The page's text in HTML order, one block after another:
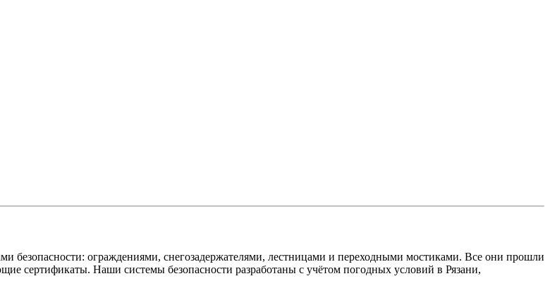
безопасности: ограждениями, снегозадержателями, лестницами и переходными мостиками. Все они прошли
сертификаты. Наши системы безопасности разработаны с учётом погодных условий в Рязани,